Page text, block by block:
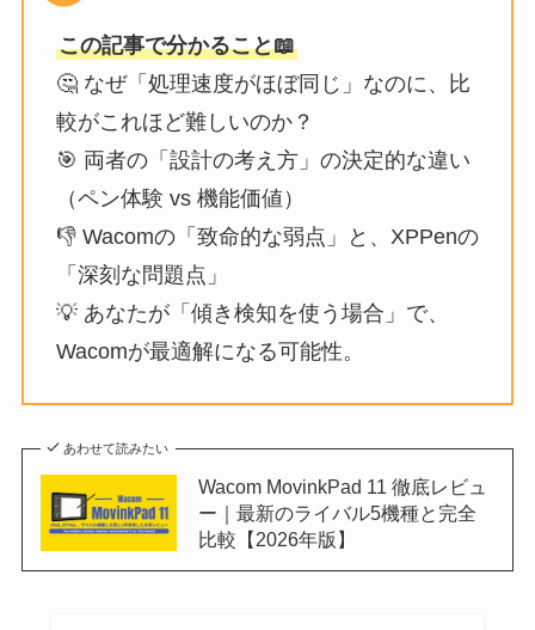
この記事で分かること📖
🤔 なぜ「処理速度がほぼ同じ」なのに、比
較がこれほど難しいのか？
🎯 両者の「設計の考え方」の決定的な違い
（ペン体験 vs 機能価値）
👎 Wacomの「致命的な弱点」と、XPPenの
「深刻な問題点」
💡 あなたが「傾き検知を使う場合」で、
Wacomが最適解になる可能性。
あわせて読みたい
Wacom MovinkPad 11 徹底レビュ
ー｜最新のライバル5機種と完全
比較【2026年版】